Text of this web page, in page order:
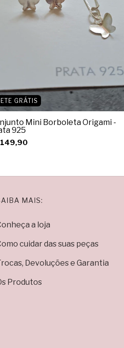
GRÁTIS
Mini Borboleta Origami -
925
MAIS:
a loja
cuidar das suas peças
Devoluções e Garantia
Produtos